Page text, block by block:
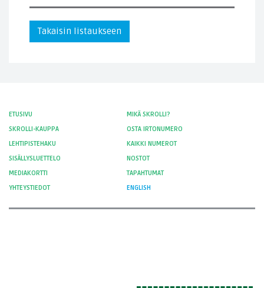
Takaisin listaukseen
ETUSIVU
MIKÄ SKROLLI?
SKROLLI-KAUPPA
OSTA IRTONUMERO
LEHTIPISTEHAKU
KAIKKI NUMEROT
SISÄLLYSLUETTELO
NOSTOT
MEDIAKORTTI
TAPAHTUMAT
YHTEYSTIEDOT
ENGLISH